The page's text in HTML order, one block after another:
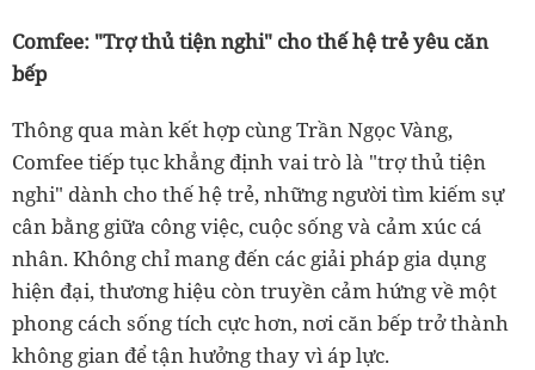
Comfee: "Trợ thủ tiện nghi" cho thế hệ trẻ yêu căn
bếp
Thông qua màn kết hợp cùng Trần Ngọc Vàng,
Comfee tiếp tục khẳng định vai trò là "trợ thủ tiện
nghi" dành cho thế hệ trẻ, những người tìm kiếm sự
cân bằng giữa công việc, cuộc sống và cảm xúc cá
nhân. Không chỉ mang đến các giải pháp gia dụng
hiện đại, thương hiệu còn truyền cảm hứng về một
phong cách sống tích cực hơn, nơi căn bếp trở thành
không gian để tận hưởng thay vì áp lực.